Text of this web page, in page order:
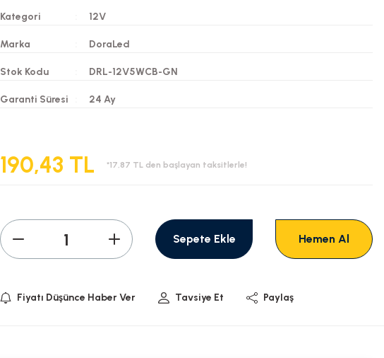
Kategori 12V
Marka DoraLed
Stok Kodu DRL-12V5WCB-GN
Garanti Süresi 24 Ay
190,43 TL *17,87 TL den başlayan taksitlerle!
Sepete Ekle Hemen Al
Fiyatı Düşünce Haber Ver Tavsiye Et Paylaş